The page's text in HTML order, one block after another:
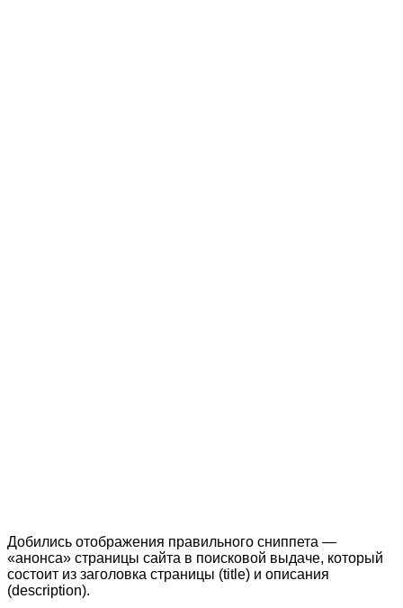
Добились отображения правильного сниппета —
«анонса» страницы сайта в поисковой выдаче, который
состоит из заголовка страницы (title) и описания
(description).